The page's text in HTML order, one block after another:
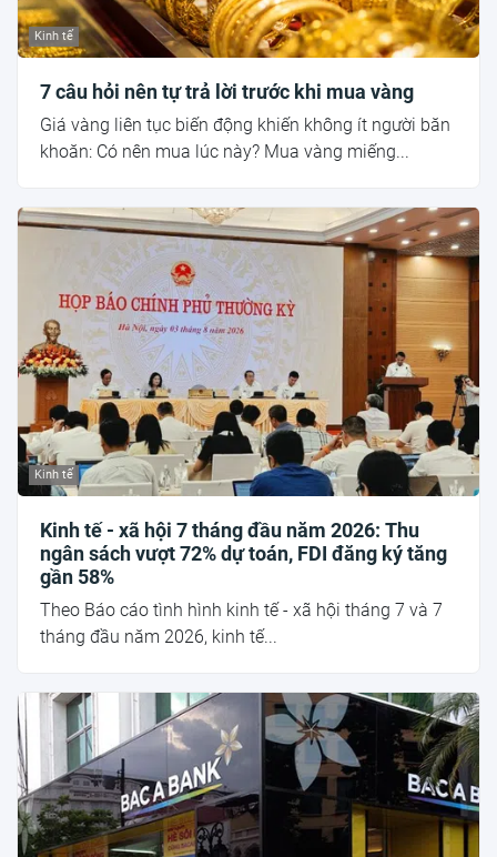
Kinh tế
7 câu hỏi nên tự trả lời trước khi mua vàng
Giá vàng liên tục biến động khiến không ít người băn
khoăn: Có nên mua lúc này? Mua vàng miếng...
Kinh tế
Kinh tế - xã hội 7 tháng đầu năm 2026: Thu
ngân sách vượt 72% dự toán, FDI đăng ký tăng
gần 58%
Theo Báo cáo tình hình kinh tế - xã hội tháng 7 và 7
tháng đầu năm 2026, kinh tế...